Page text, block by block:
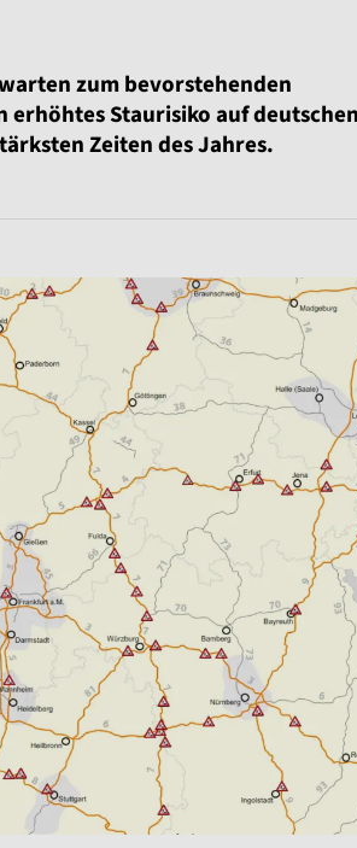
zum bevorstehenden
erhöhtes Staurisiko auf deutschen
Zeiten des Jahres.